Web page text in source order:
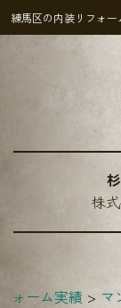
練馬区の内装リフォー
株
ォーム実績 マ